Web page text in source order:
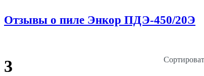
Отзывы о пиле Энкор ПДЭ-450/20Э
3